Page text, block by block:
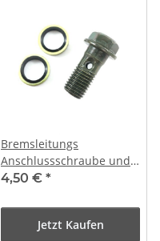
Bremsleitungs
Anschlussschraube und
2x Dichtung
4,50 € *
Jetzt Kaufen